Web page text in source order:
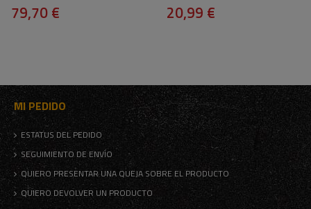
79,70 € 20,99 €
MI PEDIDO
ESTATUS DEL PEDIDO
SEGUIMIENTO DE ENVÍO
QUIERO PRESENTAR UNA QUEJA SOBRE EL PRODUCTO
QUIERO DEVOLVER UN PRODUCTO